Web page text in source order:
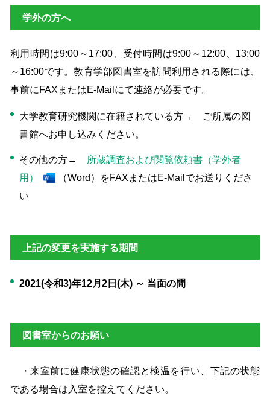
学外の方へ
利用時間は9:00～17:00、受付時間は9:00～12:00、13:00
～16:00です。教育学部図書室を訪問利用される際には、
事前にFAXまたはE-Mailにて連絡が必要です。
大学教育研究機関に在籍されている方→ ご所属の図
書館へお申し込みください。
その他の方→
所蔵調査および閲覧依頼書（学外者
用）
（Word）をFAXまたはE-Mailでお送りくださ
い
上記の変更を実施する期間
2021(令和3)年12月2日(木) ～ 当面の間
図書室からのお願い
・来室前に健康状態の確認と検温を行い、下記の状態
である場合は入室を控えてください。